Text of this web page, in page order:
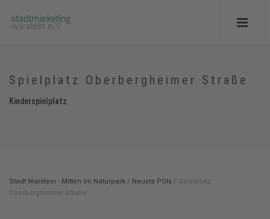
Spielplatz Oberbergheimer Straße
Kinderspielplatz
Stadt Warstein - Mitten im Naturpark / Neusta POIs / Spielplatz
Oberbergheimer Straße